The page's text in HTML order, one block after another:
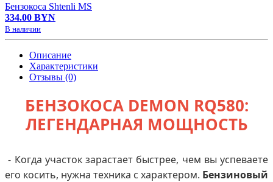
Бензокоса Shtenli MS
334.00 BYN
В наличии
Описание
Характеристики
Отзывы (0)
БЕНЗОКОСА DEMON RQ580:
ЛЕГЕНДАРНАЯ МОЩНОСТЬ
- Когда участок зарастает быстрее, чем вы успеваете
его косить, нужна техника с характером. Бензиновый